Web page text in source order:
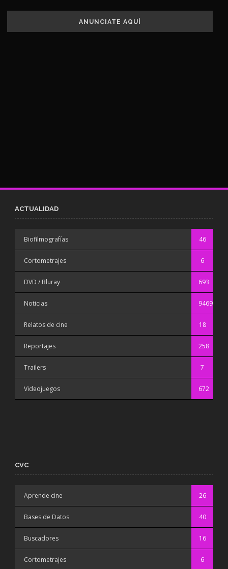
ANUNCIATE AQUÍ
ACTUALIDAD
Biofilmografías 46
Cortometrajes 6
DVD / Bluray 693
Noticias 9469
Relatos de cine 18
Reportajes 258
Trailers 7
Videojuegos 672
CVC
Aprende cine 26
Bases de Datos 40
Buscadores 16
Cortometrajes 6